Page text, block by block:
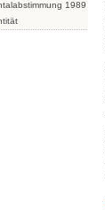
1989